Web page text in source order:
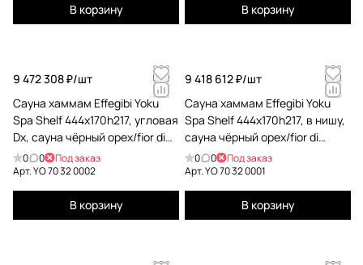
В корзину В корзину
9 472 308 ₽/шт
Сауна хаммам Effegibi Yoku
Spa Shelf 444x170h217, угловая
Dx, сауна чёрный орех/fior di
bosco tortora YO 70 32 0002
0 0
Под заказ
Арт.YO 70 32 0002
В корзину
9 418 612 ₽/шт
Сауна хаммам Effegibi Yoku
Spa Shelf 444x170h217, в нишу,
сауна чёрный орех/fior di
bosco tortora YO 70 32 0001
0 0
Под заказ
Арт.YO 70 32 0001
В корзину